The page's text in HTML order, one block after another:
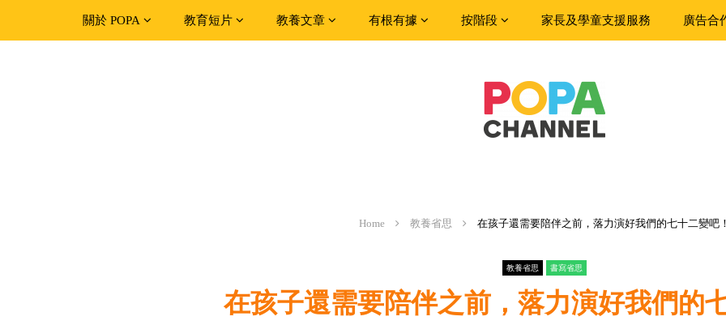
關於 POPA 教育短片 教養文章 有根有據 按階段 家長及學童支援服務 廣告合
Home 教養省思 在孩子還需要陪伴之前，落力演好我們的七十二變吧
教養省思 書寫省思
在孩子還需要陪伴之前，落力演好我們的